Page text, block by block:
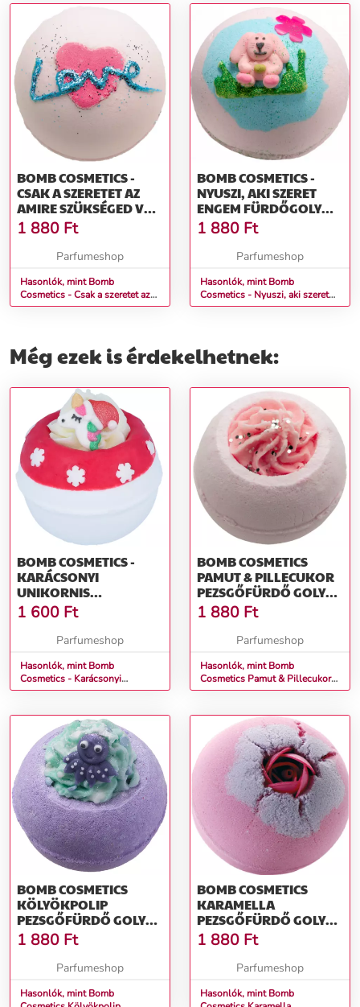
BOMB COSMETICS -
CSAK A SZERETET AZ
AMIRE SZÜKSÉGED VAN
FÜRDŐGOLYÓ 160 G
1 880 Ft
Parfumeshop
Hasonlók, mint Bomb
Cosmetics - Csak a szeretet az
amire szükséged van
BOMB COSMETICS -
NYUSZI, AKI SZERET
ENGEM FÜRDŐGOLYÓ
160 G
1 880 Ft
Parfumeshop
Hasonlók, mint Bomb
Cosmetics - Nyuszi, aki szeret
engem Fürdőgolyó 160 g
Még ezek is érdekelhetnek:
BOMB COSMETICS -
KARÁCSONYI
UNIKORNIS
FÜRDŐGOLYÓ 160 G
1 600 Ft
Parfumeshop
Hasonlók, mint Bomb
Cosmetics - Karácsonyi
unikornis Fürdőgolyó 160 g
BOMB COSMETICS
PAMUT & PILLECUKOR
PEZSGŐFÜRDŐ GOLYÓ
160 G
1 880 Ft
Parfumeshop
Hasonlók, mint Bomb
Cosmetics Pamut & Pillecukor
Pezsgőfürdő Golyó 160 g
BOMB COSMETICS
KÖLYÖKPOLIP
PEZSGŐFÜRDŐ GOLYÓ
160 G
1 880 Ft
Parfumeshop
Hasonlók, mint Bomb
BOMB COSMETICS
KARAMELLA
PEZSGŐFÜRDŐ GOLYÓ
160 G
1 880 Ft
Parfumeshop
Hasonlók, mint Bomb